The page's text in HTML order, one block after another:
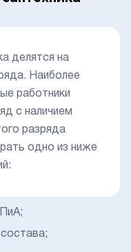
делятся на
Наиболее
работники
с наличием
разряда
одно из ниже